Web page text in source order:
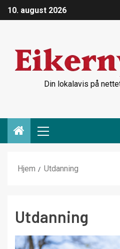
10. august 2026
Din lokalavis på
Hjem Utdanning
Utdanning